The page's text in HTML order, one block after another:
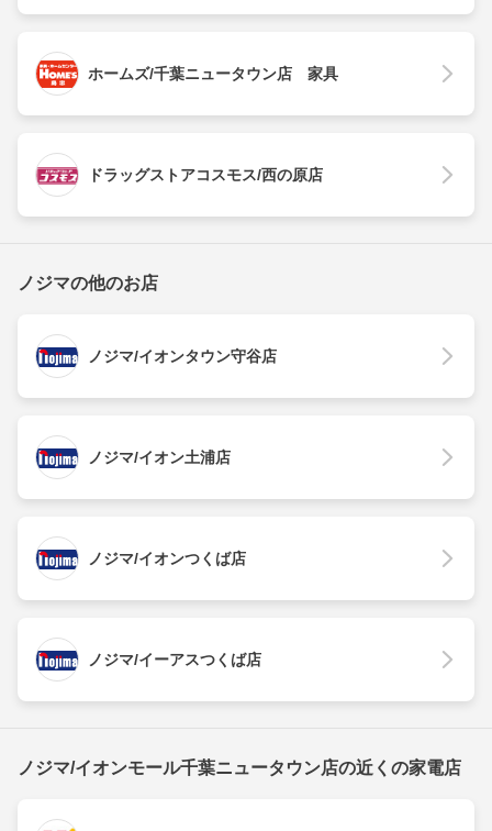
ホームズ/千葉ニュータウン店 家具
ドラッグストアコスモス/西の原店
ノジマの他のお店
ノジマ/イオンタウン守谷店
ノジマ/イオン土浦店
ノジマ/イオンつくば店
ノジマ/イーアスつくば店
ノジマ/イオンモール千葉ニュータウン店の近くの家電店